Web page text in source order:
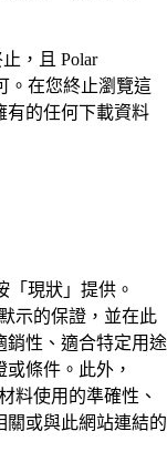
，且 Polar
。在您終止瀏覽這
有的任何下載資料
「現狀」提供。
示的保證，並在此
銷性、適合特定用途
條件。此外，
料使用的準確性、
關或與此網站連結的